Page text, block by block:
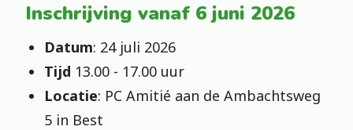
Inschrijving vanaf 6 juni 2026
Datum: 24 juli 2026
Tijd 13.00 - 17.00 uur
Locatie: PC Amitié aan de Ambachtsweg
5 in Best